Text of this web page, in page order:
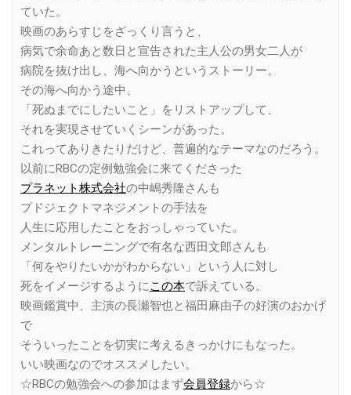
ていた。
映画のあらすじをざっくり言うと、
病気で余命あと数日と宣告された主人公の男女二人が
病院を抜け出し、海へ向かうというストーリー。
その海へ向かう途中、
「死ぬまでにしたいこと」をリストアップして、
それを実現させていくシーンがあった。
これってありきたりだけど、普遍的なテーマなのだろう。
以前にRBCの定例勉強会に来てくださった
プラネット株式会社の中嶋秀隆さんも
プドジェクトマネジメントの手法を
人生に応用したことをおっしゃっていた。
メンタルトレーニングで有名な西田文郎さんも
「何をやりたいかがわからない」という人に対し
死をイメージするようにこの本で訴えている。
映画鑑賞中、主演の長瀬智也と福田麻由子の好演のおかげ
で
そういったことを切実に考えるきっかけにもなった。
いい映画なのでオススメしたい。
☆RBCの勉強会への参加はまず会員登録から☆